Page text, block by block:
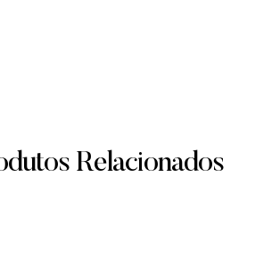
Relacionados